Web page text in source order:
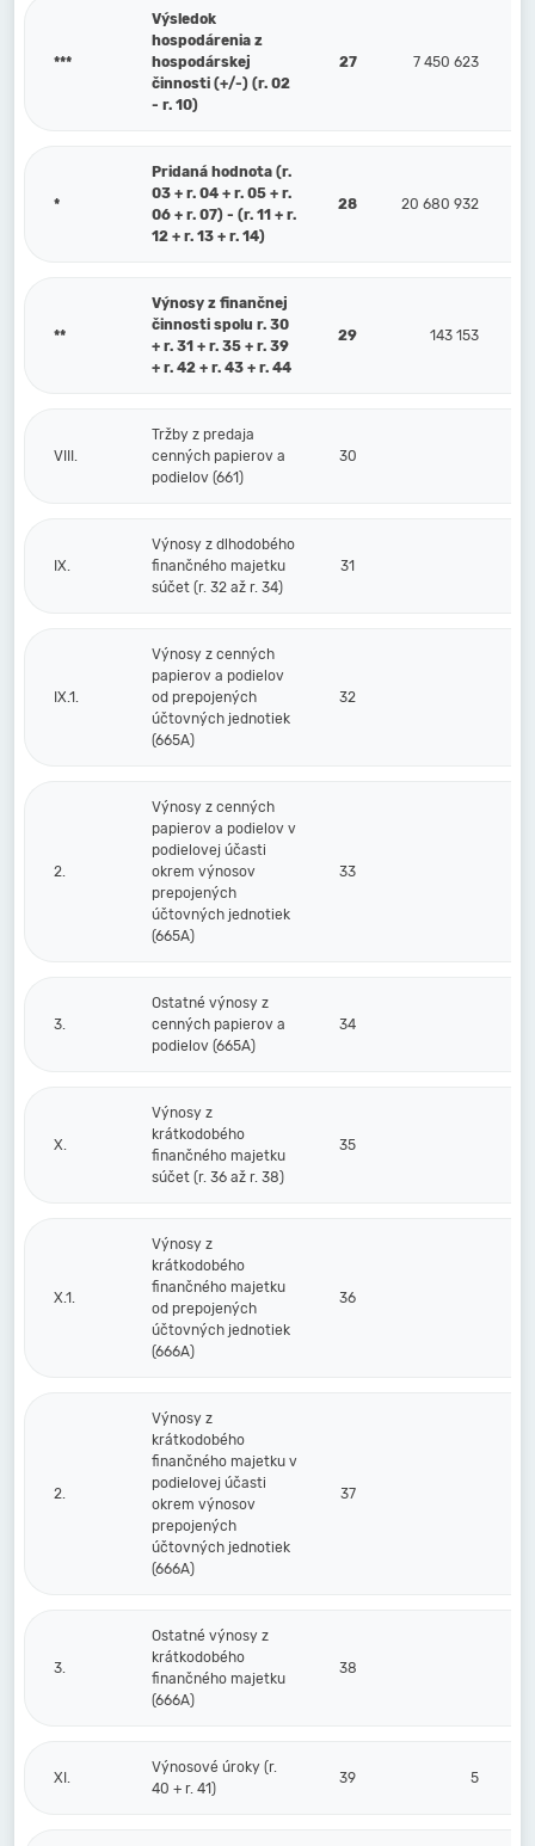
***
Výsledok
hospodárenia z
hospodárskej
činnosti (+/-) (r. 02
- r. 10)
27 7 450 623
*
Pridaná hodnota (r.
03 + r. 04 + r. 05 + r.
06 + r. 07) - (r. 11 + r.
12 + r. 13 + r. 14)
28 20 680 932
**
Výnosy z finančnej
činnosti spolu r. 30
+ r. 31 + r. 35 + r. 39
+ r. 42 + r. 43 + r. 44
29 143 153
VIII.
Tržby z predaja
cenných papierov a
podielov (661)
30
IX.
Výnosy z dlhodobého
finančného majetku
súčet (r. 32 až r. 34)
31
IX.1.
Výnosy z cenných
papierov a podielov
od prepojených
účtovných jednotiek
(665A)
32
2.
Výnosy z cenných
papierov a podielov v
podielovej účasti
okrem výnosov
prepojených
účtovných jednotiek
(665A)
33
3.
Ostatné výnosy z
cenných papierov a
podielov (665A)
34
X.
Výnosy z
krátkodobého
finančného majetku
súčet (r. 36 až r. 38)
35
X.1.
Výnosy z
krátkodobého
finančného majetku
od prepojených
účtovných jednotiek
(666A)
36
2.
Výnosy z
krátkodobého
finančného majetku v
podielovej účasti
okrem výnosov
prepojených
účtovných jednotiek
(666A)
37
3.
Ostatné výnosy z
krátkodobého
finančného majetku
(666A)
38
XI.
Výnosové úroky (r.
40 + r. 41)
39 5